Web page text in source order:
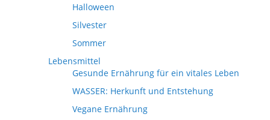
Halloween
Silvester
Sommer
Lebensmittel
Gesunde Ernährung für ein vitales Leben
WASSER: Herkunft und Entstehung
Vegane Ernährung